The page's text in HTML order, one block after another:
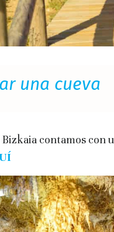
una cueva
contamos con